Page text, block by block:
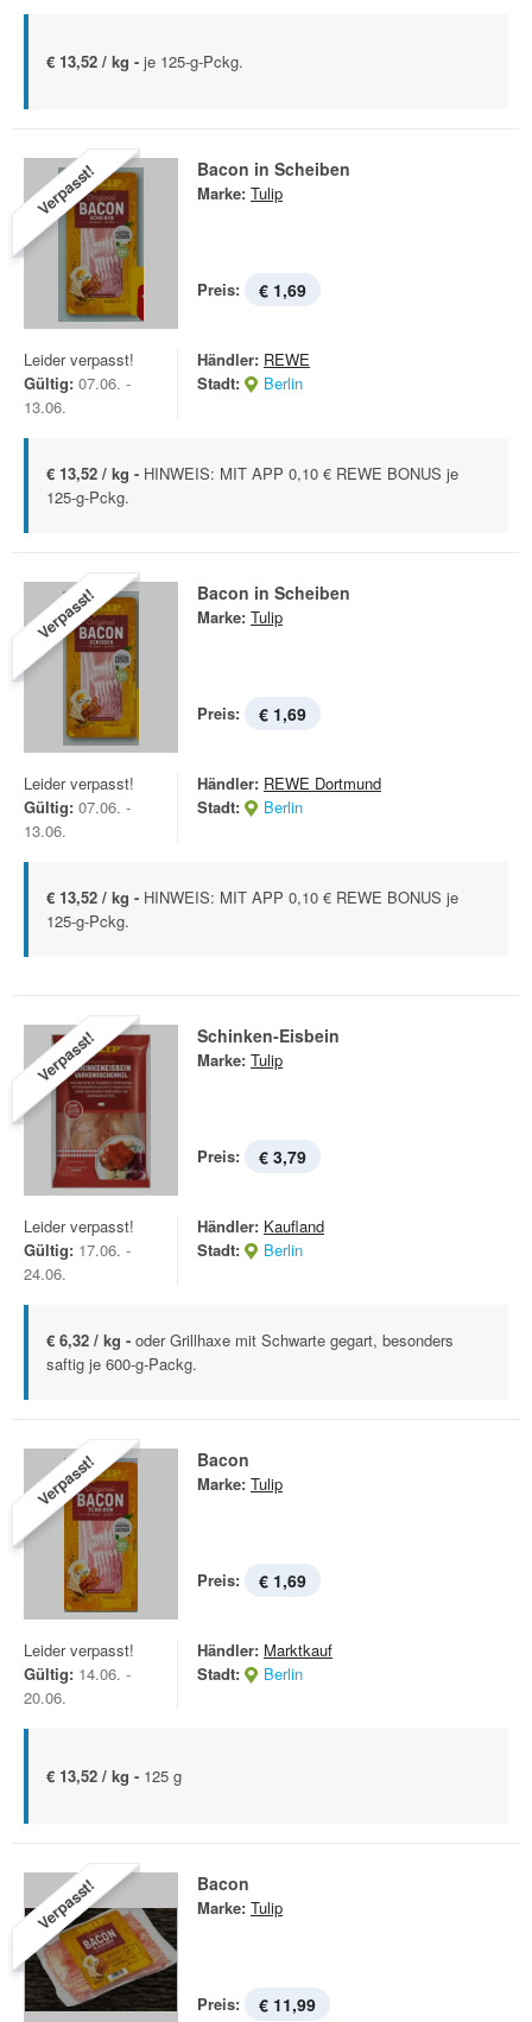
€ 13,52 / kg - je 125-g-Pckg.
Verpasst! Bacon in Scheiben
Marke: Tulip
Preis: € 1,69
Leider verpasst!
Gültig: 07.06. -
13.06.
Händler: REWE
Stadt:
Berlin
€ 13,52 / kg - HINWEIS: MIT APP 0,10 € REWE BONUS je
125-g-Pckg.
Verpasst! Bacon in Scheiben
Marke: Tulip
Preis: € 1,69
Leider verpasst!
Gültig: 07.06. -
13.06.
Händler: REWE Dortmund
Stadt:
Berlin
€ 13,52 / kg - HINWEIS: MIT APP 0,10 € REWE BONUS je
125-g-Pckg.
Verpasst! Schinken-Eisbein
Marke: Tulip
Preis: € 3,79
Leider verpasst!
Gültig: 17.06. -
24.06.
Händler: Kaufland
Stadt:
Berlin
€ 6,32 / kg - oder Grillhaxe mit Schwarte gegart, besonders
saftig je 600-g-Packg.
Verpasst! Bacon
Marke: Tulip
Preis: € 1,69
Leider verpasst!
Gültig: 14.06. -
20.06.
Händler: Marktkauf
Stadt:
Berlin
€ 13,52 / kg - 125 g
Verpasst! Bacon
Marke: Tulip
Preis: € 11,99